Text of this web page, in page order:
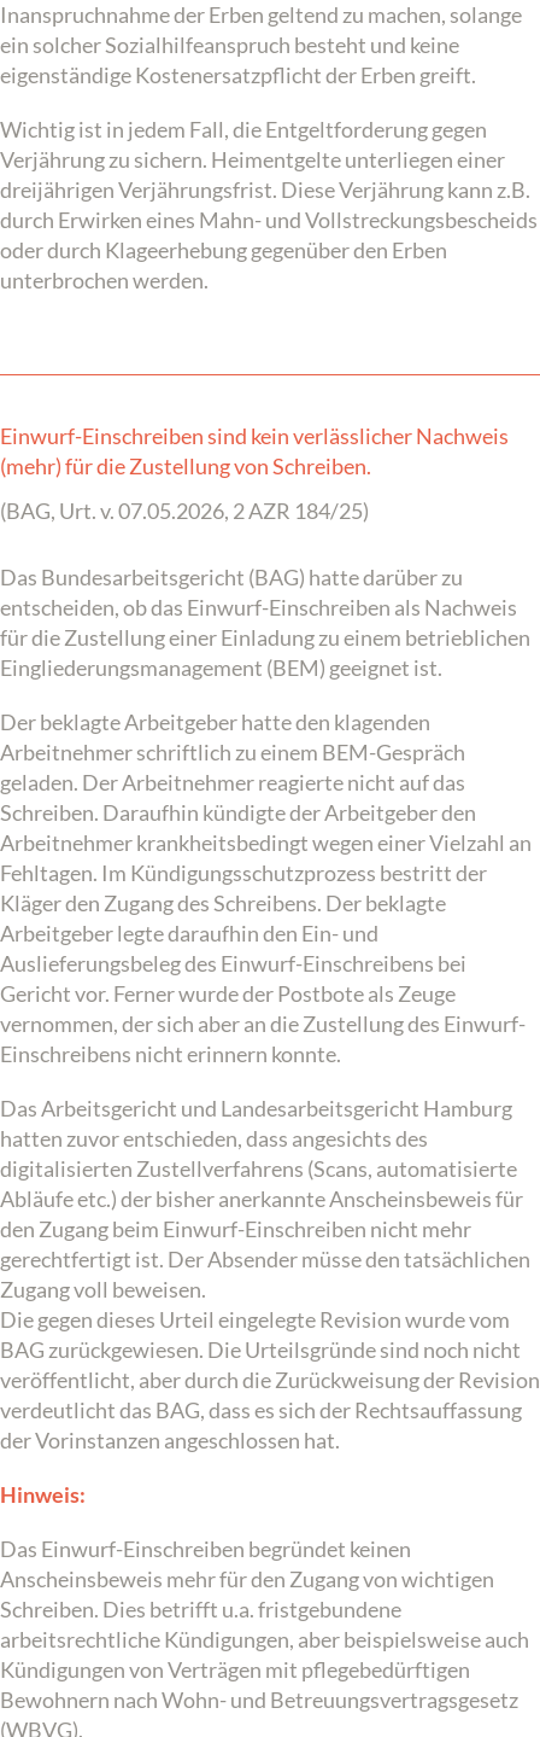
Inanspruchnahme der Erben geltend zu machen, solange
ein solcher Sozialhilfeanspruch besteht und keine
eigenständige Kostenersatzpflicht der Erben greift.
Wichtig ist in jedem Fall, die Entgeltforderung gegen
Verjährung zu sichern. Heimentgelte unterliegen einer
dreijährigen Verjährungsfrist. Diese Verjährung kann z.B.
durch Erwirken eines Mahn- und Vollstreckungsbescheids
oder durch Klageerhebung gegenüber den Erben
unterbrochen werden.
Einwurf-Einschreiben sind kein verlässlicher Nachweis
(mehr) für die Zustellung von Schreiben.
(BAG, Urt. v. 07.05.2026, 2 AZR 184/25)
Das Bundesarbeitsgericht (BAG) hatte darüber zu
entscheiden, ob das Einwurf-Einschreiben als Nachweis
für die Zustellung einer Einladung zu einem betrieblichen
Eingliederungsmanagement (BEM) geeignet ist.
Der beklagte Arbeitgeber hatte den klagenden
Arbeitnehmer schriftlich zu einem BEM-Gespräch
geladen. Der Arbeitnehmer reagierte nicht auf das
Schreiben. Daraufhin kündigte der Arbeitgeber den
Arbeitnehmer krankheitsbedingt wegen einer Vielzahl an
Fehltagen. Im Kündigungsschutzprozess bestritt der
Kläger den Zugang des Schreibens. Der beklagte
Arbeitgeber legte daraufhin den Ein- und
Auslieferungsbeleg des Einwurf-Einschreibens bei
Gericht vor. Ferner wurde der Postbote als Zeuge
vernommen, der sich aber an die Zustellung des Einwurf-
Einschreibens nicht erinnern konnte.
Das Arbeitsgericht und Landesarbeitsgericht Hamburg
hatten zuvor entschieden, dass angesichts des
digitalisierten Zustellverfahrens (Scans, automatisierte
Abläufe etc.) der bisher anerkannte Anscheinsbeweis für
den Zugang beim Einwurf-Einschreiben nicht mehr
gerechtfertigt ist. Der Absender müsse den tatsächlichen
Zugang voll beweisen.
Die gegen dieses Urteil eingelegte Revision wurde vom
BAG zurückgewiesen. Die Urteilsgründe sind noch nicht
veröffentlicht, aber durch die Zurückweisung der Revision
verdeutlicht das BAG, dass es sich der Rechtsauffassung
der Vorinstanzen angeschlossen hat.
Hinweis:
Das Einwurf-Einschreiben begründet keinen
Anscheinsbeweis mehr für den Zugang von wichtigen
Schreiben. Dies betrifft u.a. fristgebundene
arbeitsrechtliche Kündigungen, aber beispielsweise auch
Kündigungen von Verträgen mit pflegebedürftigen
Bewohnern nach Wohn- und Betreuungsvertragsgesetz
(WBVG).